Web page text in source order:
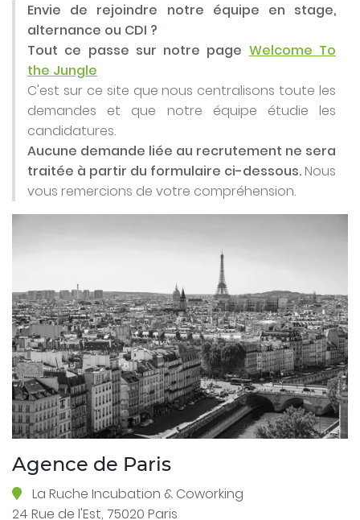
Envie de rejoindre notre équipe en stage,
alternance ou CDI ?
Tout ce passe sur notre page Welcome To
the Jungle
C'est sur ce site que nous centralisons toute les
demandes et que notre équipe étudie les
candidatures.
Aucune demande liée au recrutement ne sera
traitée à partir du formulaire ci-dessous. Nous
vous remercions de votre compréhension.
Agence de Paris
La Ruche Incubation & Coworking
24 Rue de l'Est, 75020 Paris